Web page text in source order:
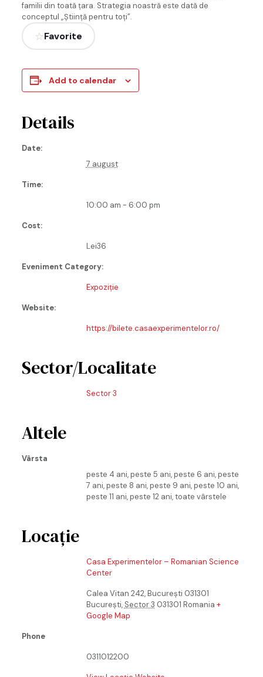
familii din toată țara. Strategia noastră este dată de
conceptul „Ştiinţă pentru toţi”.
Favorite
Add to calendar
Details
Date:
7 august
Time:
10:00 am - 6:00 pm
Cost:
Lei36
Eveniment Category:
Expoziție
Website:
https://bilete.casaexperimentelor.ro/
Sector/Localitate
Sector 3
Altele
Vârsta
peste 4 ani, peste 5 ani, peste 6 ani, peste
7 ani, peste 8 ani, peste 9 ani, peste 10 ani,
peste 11 ani, peste 12 ani, toate vârstele
Locație
Casa Experimentelor – Romanian Science
Center
Calea Vitan 242, București 031301
București, Sector 3 031301 Romania +
Google Map
Phone
0311012200